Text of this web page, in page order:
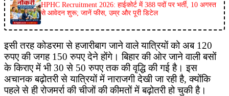
HPHC Recruitment 2026: हाईकोर्ट में 388 पदों पर भर्ती, 10 अगस्त
से आवेदन शुरू; जानें फीस, उम्र और पूरी डिटेल
इसी तरह कोडरमा से हजारीबाग जाने वाले यात्रियों को अब 120
रुपए की जगह 150 रुपए देने होंगे। बिहार की ओर जाने वाली बसों
के किराए में भी 30 से 50 रुपए तक की वृद्धि की गई है। इस
अचानक बढ़ोतरी से यात्रियों में नाराजगी देखी जा रही है, क्योंकि
पहले से ही रोजमर्रा की चीजों की कीमतों में बढ़ोतरी हो चुकी है।